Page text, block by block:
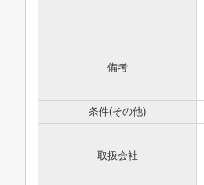
備考
条件(その他)
取扱会社